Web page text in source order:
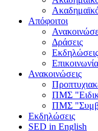
Απόφοιτοι
Δράσεις
Εκδηλώσεις
Επικοινωνία
Ανακοινώσεις
ΠΜΣ
ΠΜΣ
Εκδηλώσεις
SED in English